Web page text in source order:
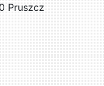
Pruszcz